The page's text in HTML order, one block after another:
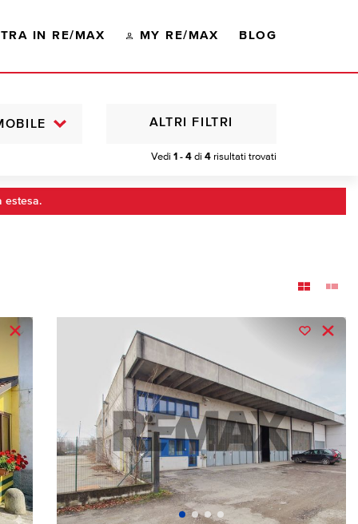
IN RE/MAX MY RE/MAX BLOG
Vedi 1 - 4 di 4 risultati trovati
ALTRI FILTRI
estesa.